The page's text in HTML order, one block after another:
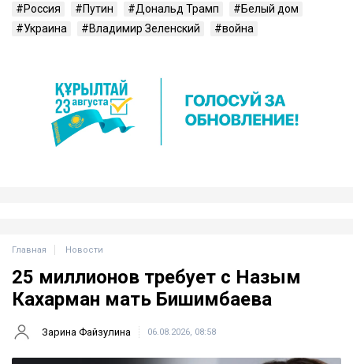
Россия Путин Дональд Трамп
Белый дом
Украина
Владимир Зеленский война
Главная Новости
25 миллионов требует с Назым
Кахарман мать Бишимбаева
Зарина Файзулина 06.08.2026, 08:58